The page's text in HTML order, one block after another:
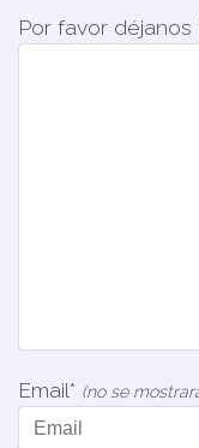
Por favor
Email* (no se